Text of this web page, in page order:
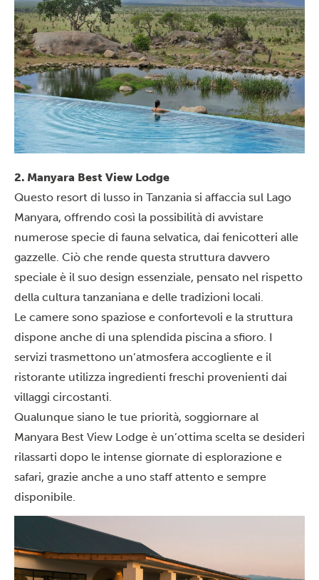
2. Manyara Best View Lodge
Questo resort di lusso in Tanzania si affaccia sul Lago
Manyara, offrendo così la possibilità di avvistare
numerose specie di fauna selvatica, dai fenicotteri alle
gazzelle. Ciò che rende questa struttura davvero
speciale è il suo design essenziale, pensato nel rispetto
della cultura tanzaniana e delle tradizioni locali.
Le camere sono spaziose e confortevoli e la struttura
dispone anche di una splendida piscina a sfioro. I
servizi trasmettono un’atmosfera accogliente e il
ristorante utilizza ingredienti freschi provenienti dai
villaggi circostanti.
Qualunque siano le tue priorità, soggiornare al
Manyara Best View Lodge è un’ottima scelta se desideri
rilassarti dopo le intense giornate di esplorazione e
safari, grazie anche a uno staff attento e sempre
disponibile.